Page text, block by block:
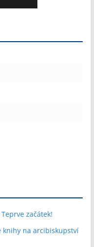
začátek!
knihy na arcibiskupství